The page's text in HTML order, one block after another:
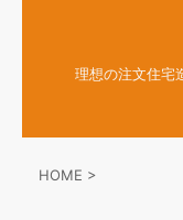
理想の注文住宅
HOME >